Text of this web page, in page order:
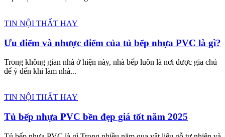
TIN NỘI THẤT HAY
Ưu điểm và nhược điểm của tủ bếp nhựa PVC là gì?
Trong không gian nhà ở hiện này, nhà bếp luôn là nơi được gia chủ
để ý đến khi làm nhà...
TIN NỘI THẤT HAY
Tủ bếp nhựa PVC bền đẹp giá tốt năm 2025